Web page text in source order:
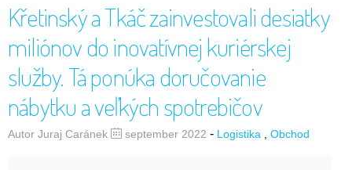
Křetinský a Tkáč zainvestovali desiatky
miliónov do inovatívnej kuriérskej
služby. Tá ponúka doručovanie
nábytku a veľkých spotrebičov
Autor Juraj Caránek september 2022 - Logistika Obchod